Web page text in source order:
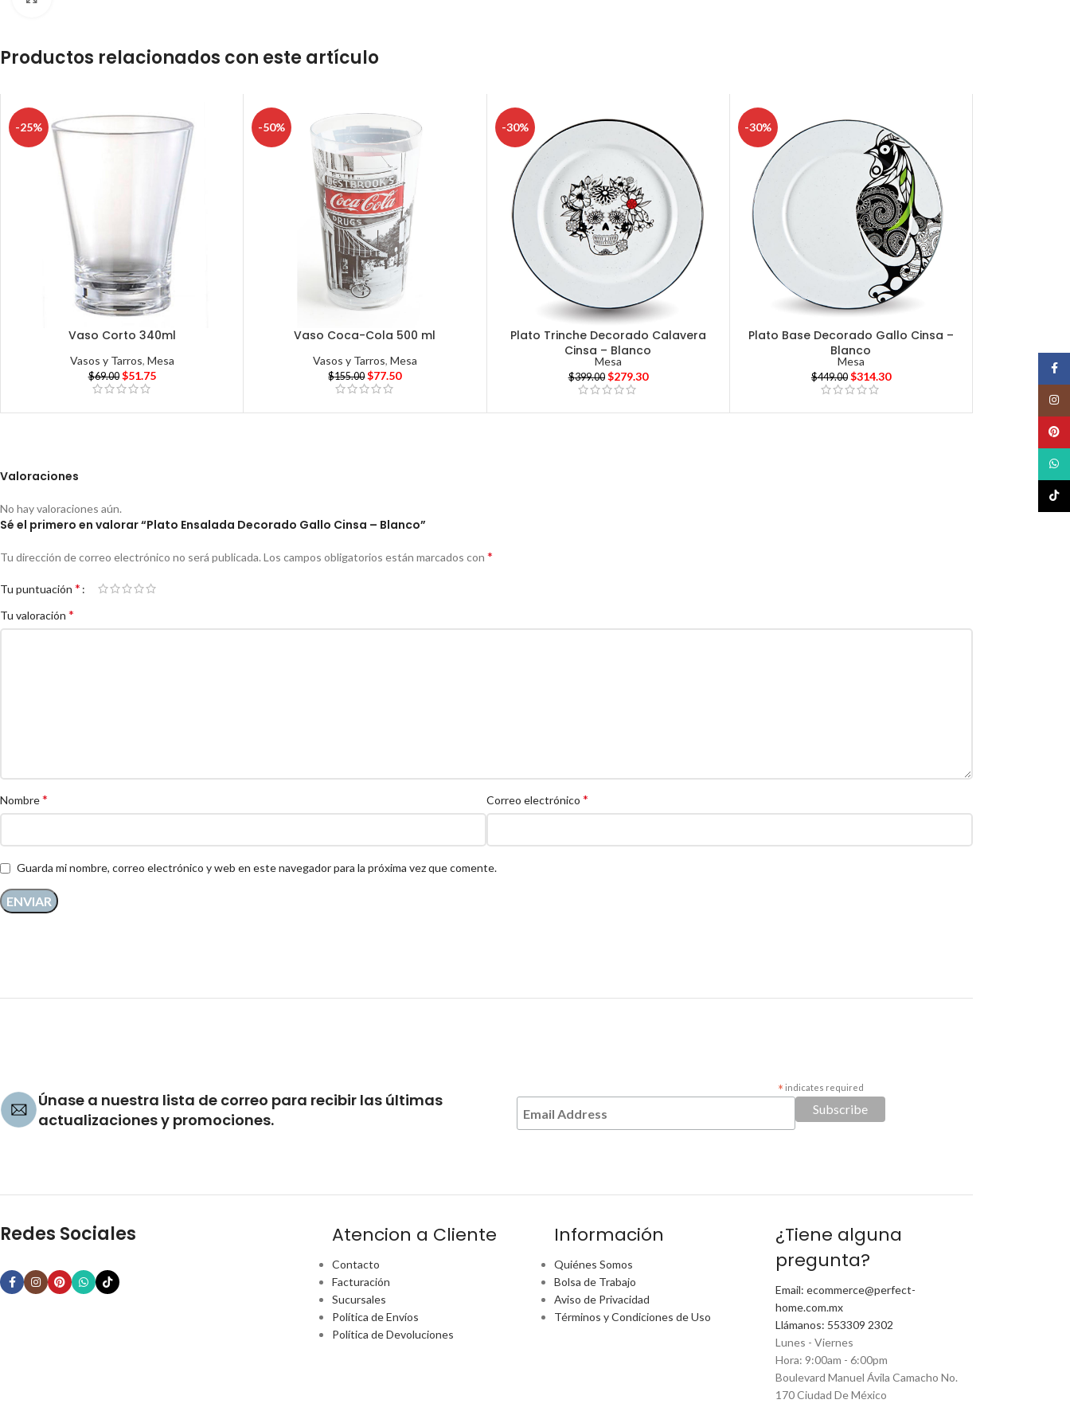
Productos relacionados con este artículo
-25%
Vaso Corto 340ml
Vasos y Tarros, Mesa
$69.00 $51.75
-50%
Vaso Coca-Cola 500 ml
Vasos y Tarros, Mesa
$155.00 $77.50
-30%
Plato Trinche Decorado Calavera
Cinsa – Blanco
Mesa
$399.00 $279.30
-30%
Plato Base Decorado Gallo Cinsa –
Blanco
Mesa
$449.00 $314.30
Valoraciones
No hay valoraciones aún.
Sé el primero en valorar “Plato Ensalada Decorado Gallo Cinsa – Blanco”
Tu dirección de correo electrónico no será publicada. Los campos obligatorios están marcados con *
Tu puntuación *
Tu valoración *
Nombre* Correo electrónico *
Guarda mi nombre, correo electrónico y web en este navegador para la próxima vez que comente.
Únase a nuestra lista de correo para recibir las últimas
actualizaciones y promociones.
* indicates required
Redes Sociales Atencion a Cliente
Contacto
Facturación
Sucursales
Política de Envíos
Política de Devoluciones
Información
Quiénes Somos
Bolsa de Trabajo
Aviso de Privacidad
Términos y Condiciones de Uso
¿Tiene alguna
pregunta?
Email: ecommerce@perfect-
home.com.mx
Llámanos: 553309 2302
Lunes - Viernes
Hora: 9:00am - 6:00pm
Boulevard Manuel Ávila Camacho No.
170 Ciudad De México